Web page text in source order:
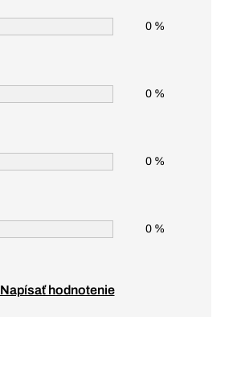
0 %
0 %
0 %
0 %
Napísať hodnotenie